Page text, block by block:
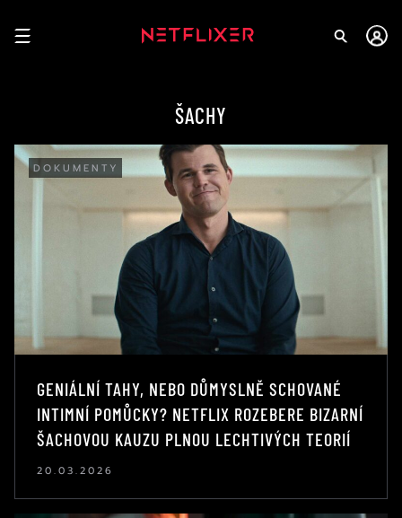
ŠACHY
DOKUMENTY
GENIÁLNÍ TAHY, NEBO DŮMYSLNĚ SCHOVANÉ
INTIMNÍ POMŮCKY? NETFLIX ROZEBERE BIZARNÍ
ŠACHOVOU KAUZU PLNOU LECHTIVÝCH TEORIÍ
20.03.2026